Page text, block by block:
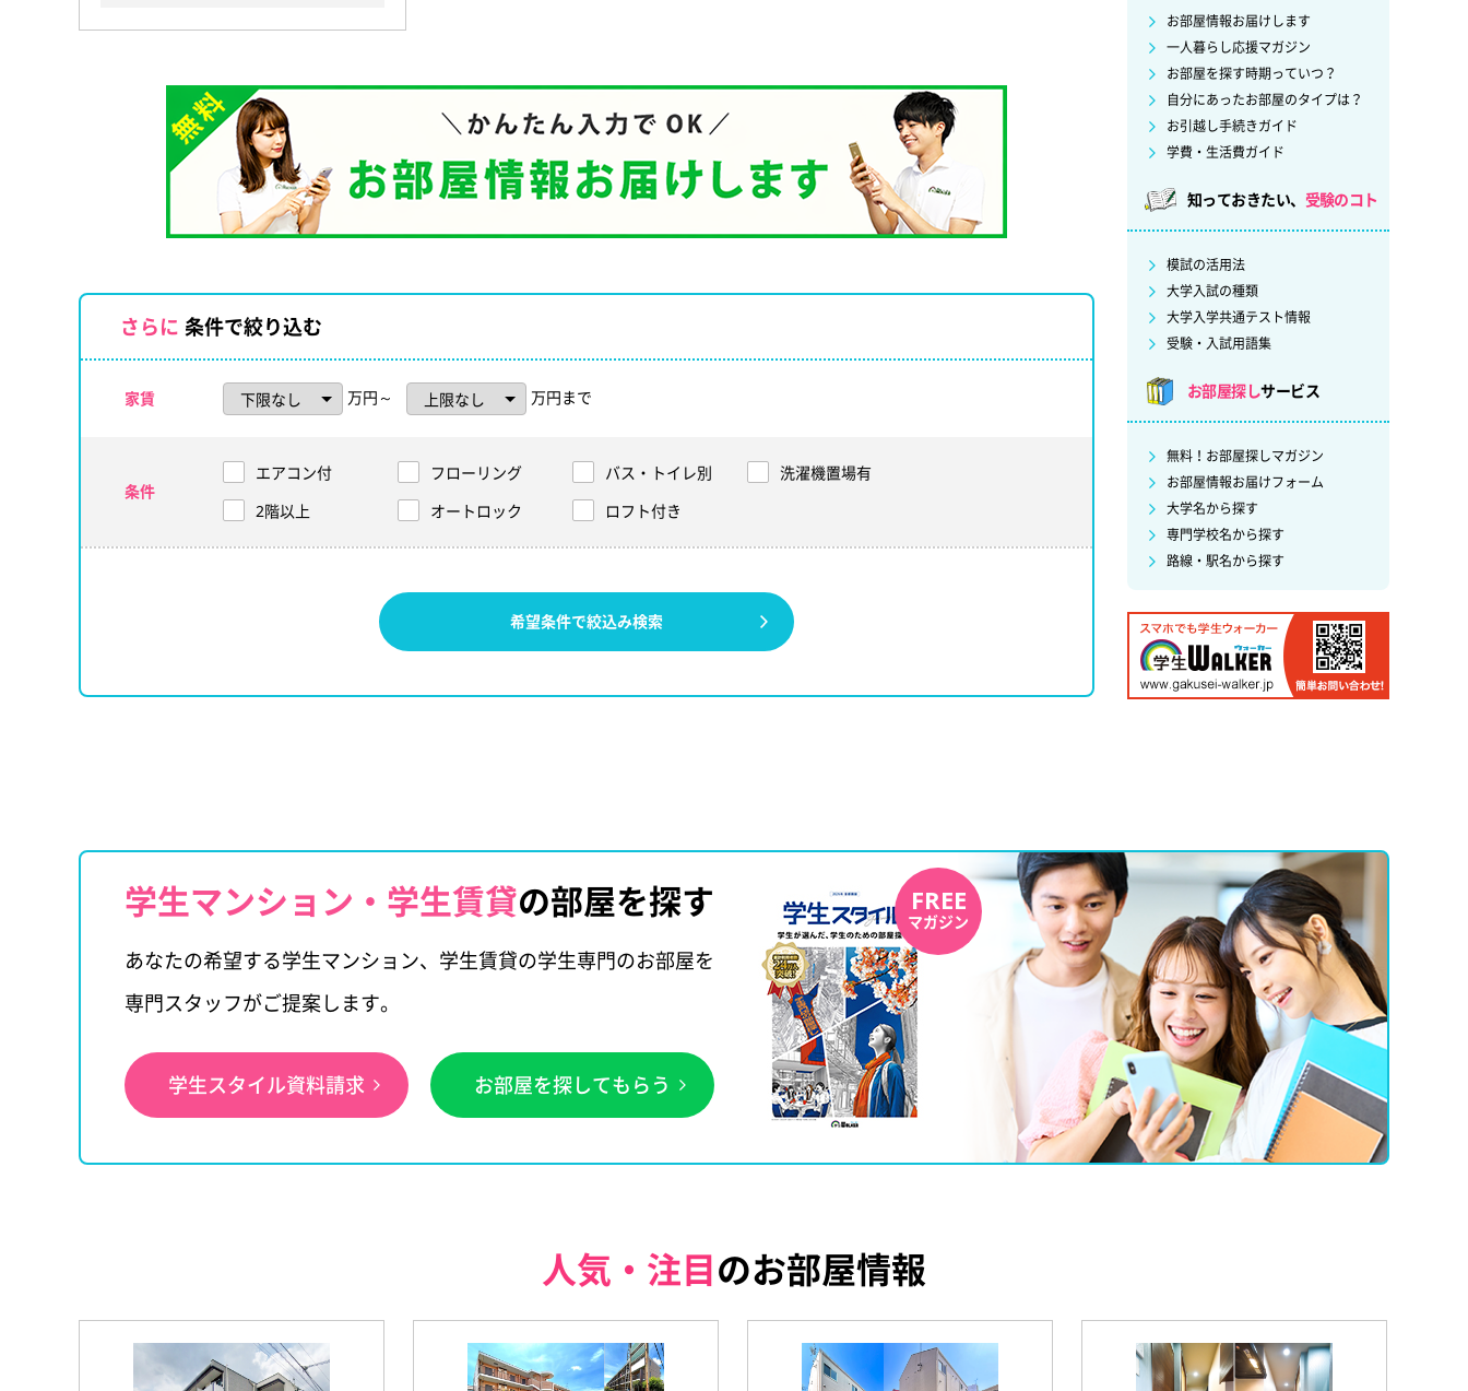
さらに 条件で絞り込む
家賃 万円～ 万円まで
条件
エアコン付 フローリング バス・トイレ別
洗濯機置場有
2階以上
オートロック ロフト付き
希望条件で絞込み検索
お部屋情報お届けします
一人暮らし応援マガジン
お部屋を探す時期っていつ？
自分にあったお部屋のタイプは？
お引越し手続きガイド
学費・生活費ガイド
知っておきたい、 受験のコト
模試の活用法
大学入試の種類
大学入学共通テスト情報
受験・入試用語集
お部屋探しサービス
無料！お部屋探しマガジン
お部屋情報お届けフォーム
大学名から探す
専門学校名から探す
路線・駅名から探す
FREE
マガジン
学生マンション・学生賃貸の部屋を探す
あなたの希望する学生マンション、学生賃貸の学生専門のお部屋を
専門スタッフがご提案します。
学生スタイル資料請求 お部屋を探してもらう
人気・注目のお部屋情報